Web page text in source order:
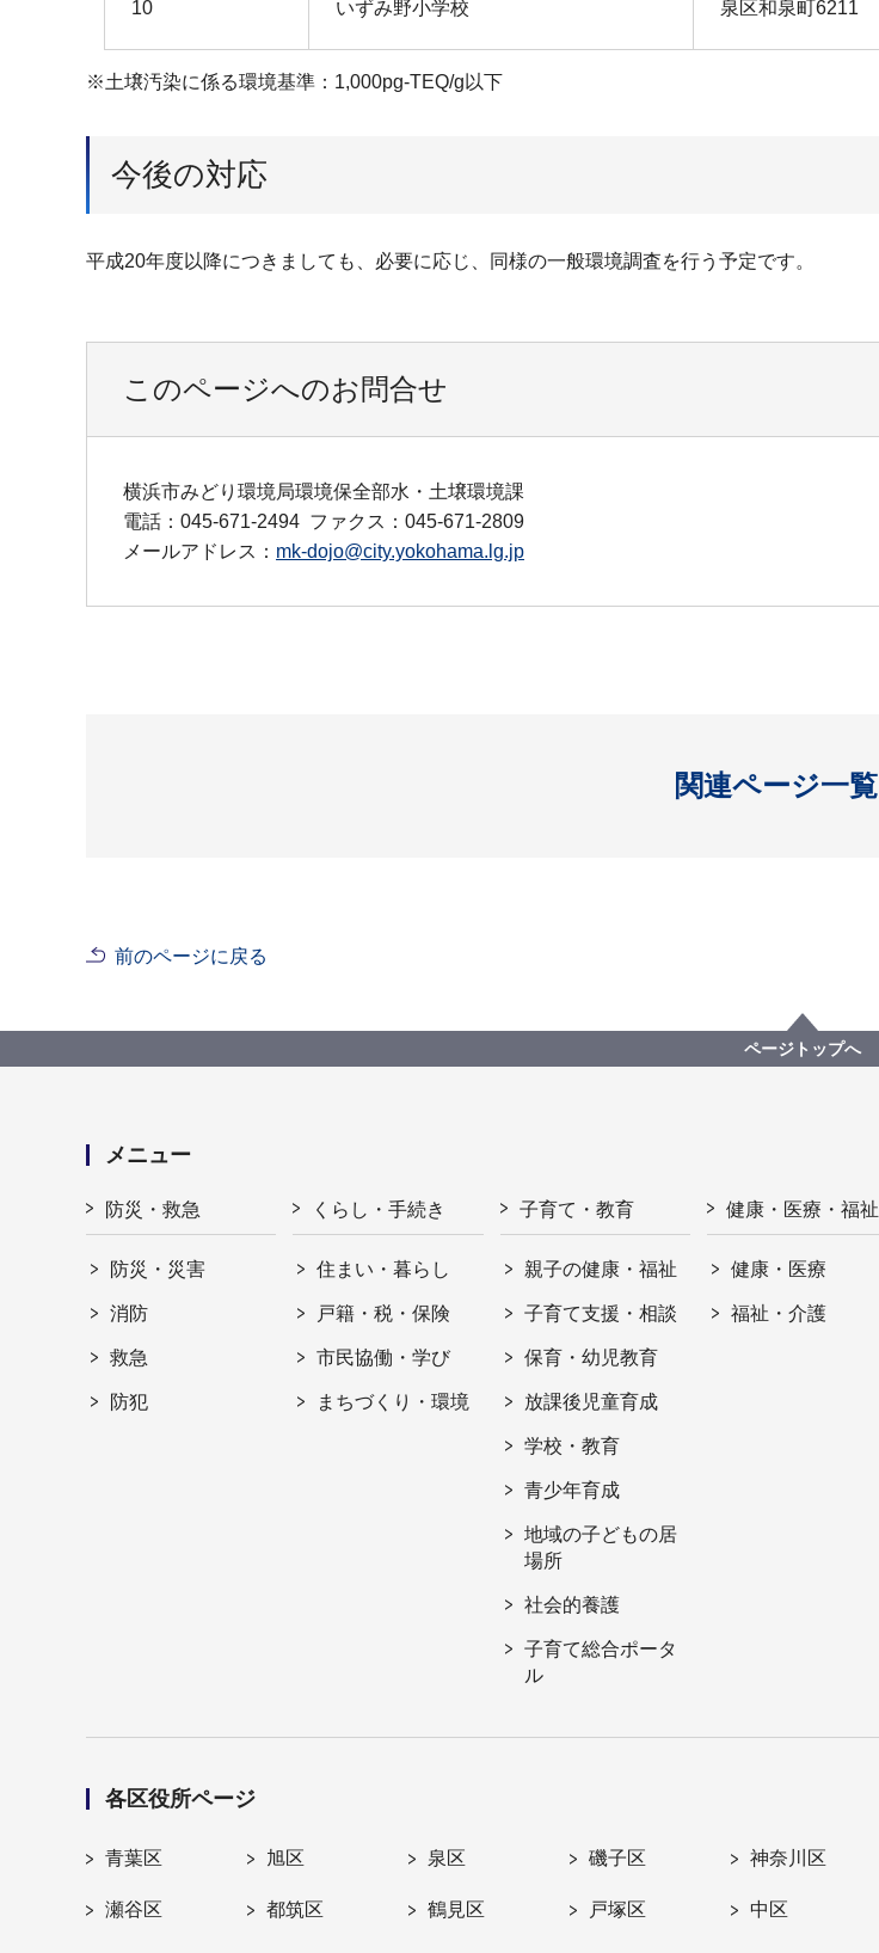
10 いずみ野小学校 泉区和泉町6211
※土壌汚染に係る環境基準：1,000pg-TEQ/g以下
今後の対応
平成20年度以降につきましても、必要に応じ、同様の一般環境調査を行う予定です。
このページへのお問合せ
横浜市みどり環境局環境保全部水・土壌環境課
電話：045-671-2494 ファクス：045-671-2809
メールアドレス： mk-dojo@city.yokohama.lg.jp
関連ページ一覧
開く
前のページに戻る
ページトップへ
メニュー
防災・救急
防災・災害
消防
救急
防犯
くらし・手続き
住まい・暮らし
戸籍・税・保険
市民協働・学び
まちづくり・環境
子育て・教育
親子の健康・福祉
子育て支援・相談
保育・幼児教育
放課後児童育成
学校・教育
青少年育成
地域の子どもの居
場所
社会的養護
子育て総合ポータ
ル
健康・医療・福祉
健康・医療
福祉・介護
各区役所ページ
青葉区 旭区 泉区 磯子区 神奈川区
瀬谷区 都筑区 鶴見区 戸塚区 中区